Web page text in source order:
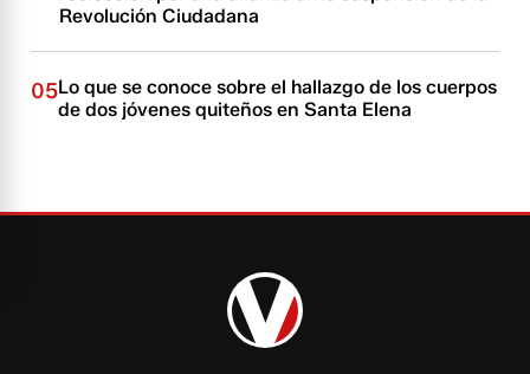
Revolución Ciudadana
05Lo que se conoce sobre el hallazgo de los cuerpos
de dos jóvenes quiteños en Santa Elena